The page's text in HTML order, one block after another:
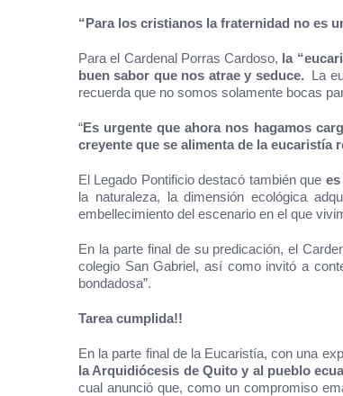
“Para los cristianos la fraternidad no es
Para el Cardenal Porras Cardoso, la
buen sabor que nos atrae y seduce. La
recuerda que no somos solamente bocas
“Es urgente que ahora nos hagamos
creyente que se alimenta de la eucaristía
El Legado Pontificio destacó también que
la naturaleza, la dimensión ecológica
embellecimiento del escenario en el que
En la parte final de su predicación, el
colegio San Gabriel, así como invitó a
bondadosa”.
Tarea cumplida!!
En la parte final de la Eucaristía, con una
la Arquidiócesis de Quito y al pueblo
cual anunció que, como un compromiso